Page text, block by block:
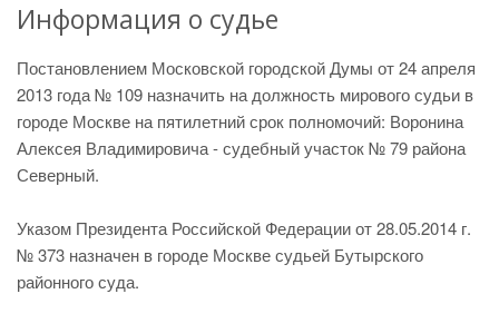
Информация о судье
Постановлением Московской городской Думы от 24 апреля
2013 года № 109 назначить на должность мирового судьи в
городе Москве на пятилетний срок полномочий: Воронина
Алексея Владимировича - судебный участок № 79 района
Северный.
Указом Президента Российской Федерации от 28.05.2014 г.
№ 373 назначен в городе Москве судьей Бутырского
районного суда.